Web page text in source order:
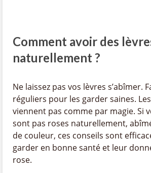
Comment avoir des
naturellement ?
Ne laissez pas vos lèvres s’abîmer.
réguliers pour les garder saines.
viennent pas comme par magie. Si
sont pas roses naturellement,
de couleur, ces conseils sont
garder en bonne santé et leur
rose.